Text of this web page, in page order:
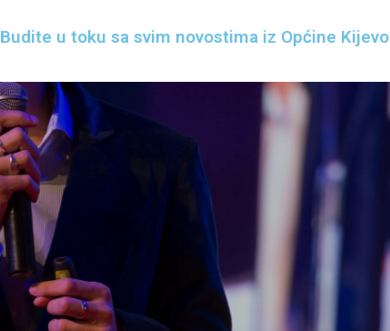
Budite u toku sa svim novostima iz Općine Kijevo